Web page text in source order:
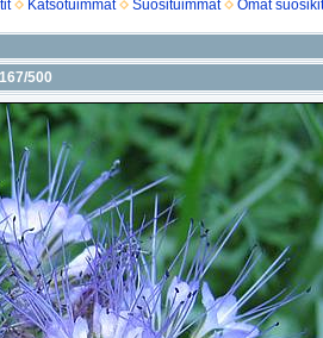
Katsotuimmat Suosituimmat Omat suosikit
500